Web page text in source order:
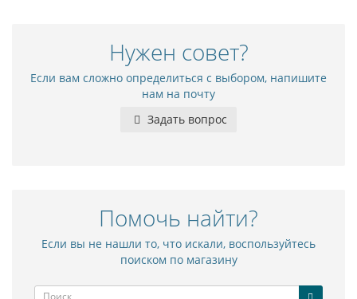
Нужен совет?
Если вам сложно определиться с выбором, напишите
нам на почту
Задать вопрос
Помочь найти?
Если вы не нашли то, что искали, воспользуйтесь
поиском по магазину